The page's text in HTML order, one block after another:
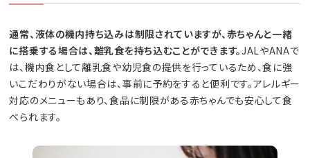
通常、液体の機内持ち込みは制限されていますが、赤ちゃんと一緒
に搭乗する場合は、離乳食を持ち込むことができます。JALやANAで
は、機内食として離乳食や幼児食の提供を行っているため、食に強
いこだわりがない場合は、事前に予約をすると便利です。アレルギー
対応のメニューもあり、食品に制限がある赤ちゃんでも安心して食
べられます。